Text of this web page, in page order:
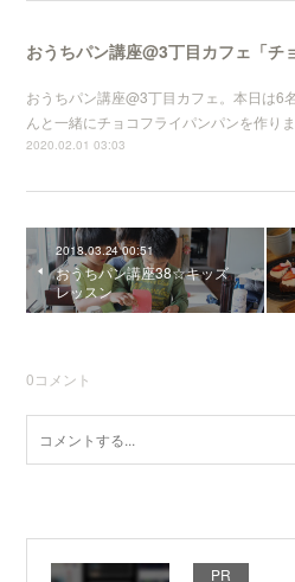
おうちパン講座@3丁目カフェ。本日は6
んと一緒にチョコフライパンパンを作り
2020.02.01 03:03
2018.03.24 00:51
おうちパン講座38☆キッズ
レッスン
0コメント
PR